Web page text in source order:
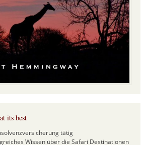
its best
tätig
Wissen über die Safari Destinationen